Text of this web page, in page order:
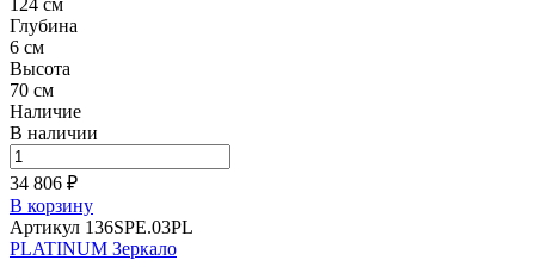
Глубина
6 см
Высота
70 см
Наличие
В наличии
34 806 ₽
В корзину
Артикул 136SPE.03PL
PLATINUM Зеркало